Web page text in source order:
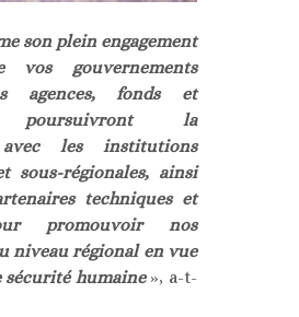
son plein engagement
gouvernements
agences, fonds et
poursuivront la
les institutions
sous-régionales, ainsi
techniques et
promouvoir nos
niveau régional en vue
sécurité humaine», a-t-